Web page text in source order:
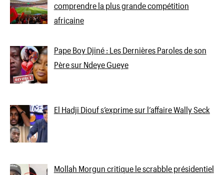
comprendre la plus grande compétition
africaine
Pape Boy Djiné : Les Dernières Paroles de son
Père sur Ndeye Gueye
El Hadji Diouf s’exprime sur l’affaire Wally Seck
Mollah Morgun critique le scrabble présidentiel